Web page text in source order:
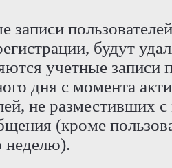
записи
будут
учетные записи
дня с момента
не разместивших
(кроме